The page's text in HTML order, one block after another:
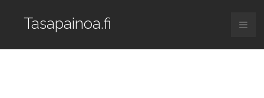
Tasapainoa.fi